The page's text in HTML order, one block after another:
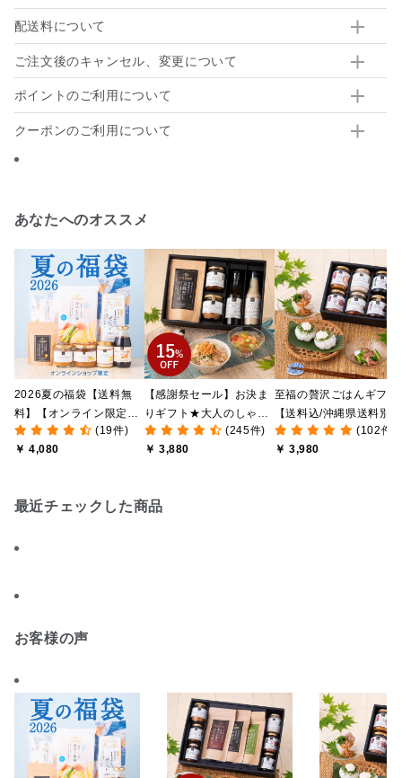
配送料について
ご注文後のキャンセル、変更について
ポイントのご利用について
クーポンのご利用について
あなたへのオススメ
2026夏の福袋【送料無
料】【オンライン限定】
【ポイントキャンペーン
実施中】【のし・ラッピ
(19件)
￥ 4,080
【感謝祭セール】お決ま
りギフト★大人のしゃけ
しゃけめんたい入り【送
料込/沖縄県送料別途】
(245件)
￥ 3,880
至福の贅沢ごはんギフト
【送料込/沖縄県送料別
途】【化粧箱包装付/オン
ライン限定】
(102件)
￥ 3,980
最近チェックした商品
お客様の声